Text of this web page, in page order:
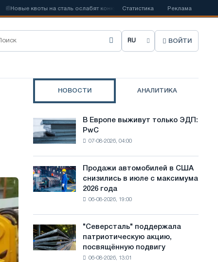
квоты на сталь ослабят конкуренцию в Соединенном Королевстве
Статистика Реклама
В
б
ь
з
с
а
й
ВОЙТИ
НОВОСТИ АНАЛИТИКА
Европе
выживут
PwC
В Европе выживут только ЭДП:
PwC
07-08-2026, 04:00
Продажи
автомобилей
в
июле
с
Продажи автомобилей в США
снизились в июле с максимума
2026 года
06-08-2026, 19:00
"Северсталь"
поддержала
патриотическую
"Северсталь" поддержала
патриотическую акцию,
посвящённую подвигу
06-08-2026, 13:01